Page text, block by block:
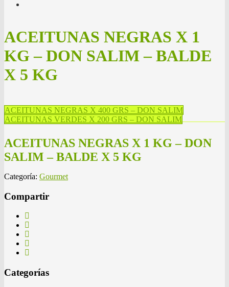
ACEITUNAS NEGRAS X 1
KG – DON SALIM – BALDE
X 5 KG
ACEITUNAS NEGRAS X 400 GRS – DON SALIM
ACEITUNAS VERDES X 200 GRS – DON SALIM
ACEITUNAS NEGRAS X 1 KG – DON
SALIM – BALDE X 5 KG
Categoría: Gourmet
Compartir
Categorías